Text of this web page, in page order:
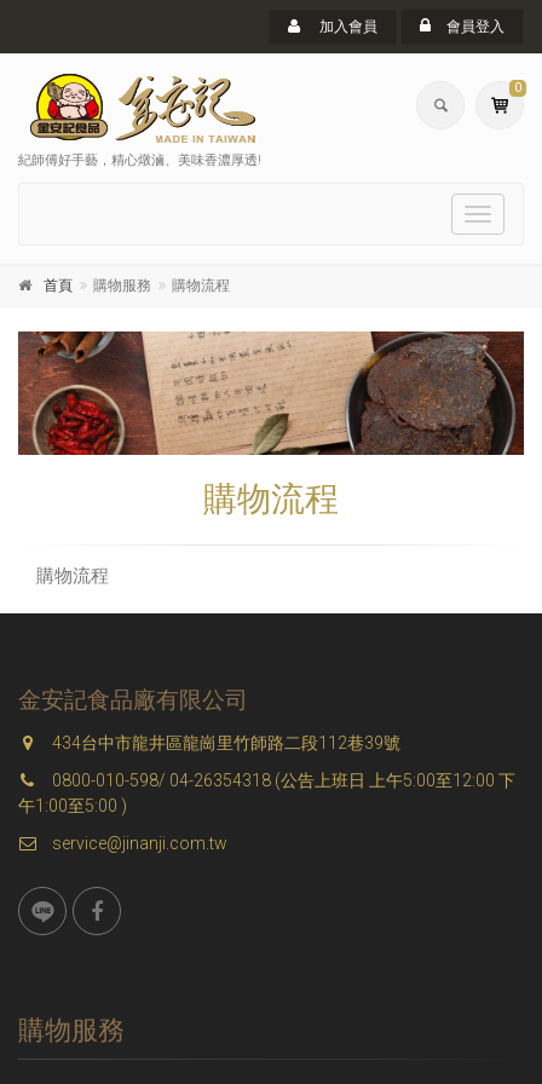
加入會員 會員登入
0
紀師傅好手藝，精心燉滷、美味香濃厚透!
選
首頁 購物服務 購物流程
購物流程
購物流程
金安記食品廠有限公司
434台中市龍井區龍崗里竹師路二段112巷39號
0800-010-598/ 04-26354318 (公告上班日 上午5:00至12:00 下
午1:00至5:00 )
service@jinanji.com.tw
購物服務